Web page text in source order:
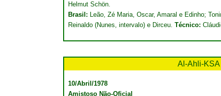
Helmut Schön.
Brasil: Leão, Zé Maria, Oscar, Amaral e Edinho;
Reinaldo (Nunes, intervalo) e Dirceu. Técnico:
Al-Ahli-KSA
10/Abril/1978
Amistoso Não-Oficial